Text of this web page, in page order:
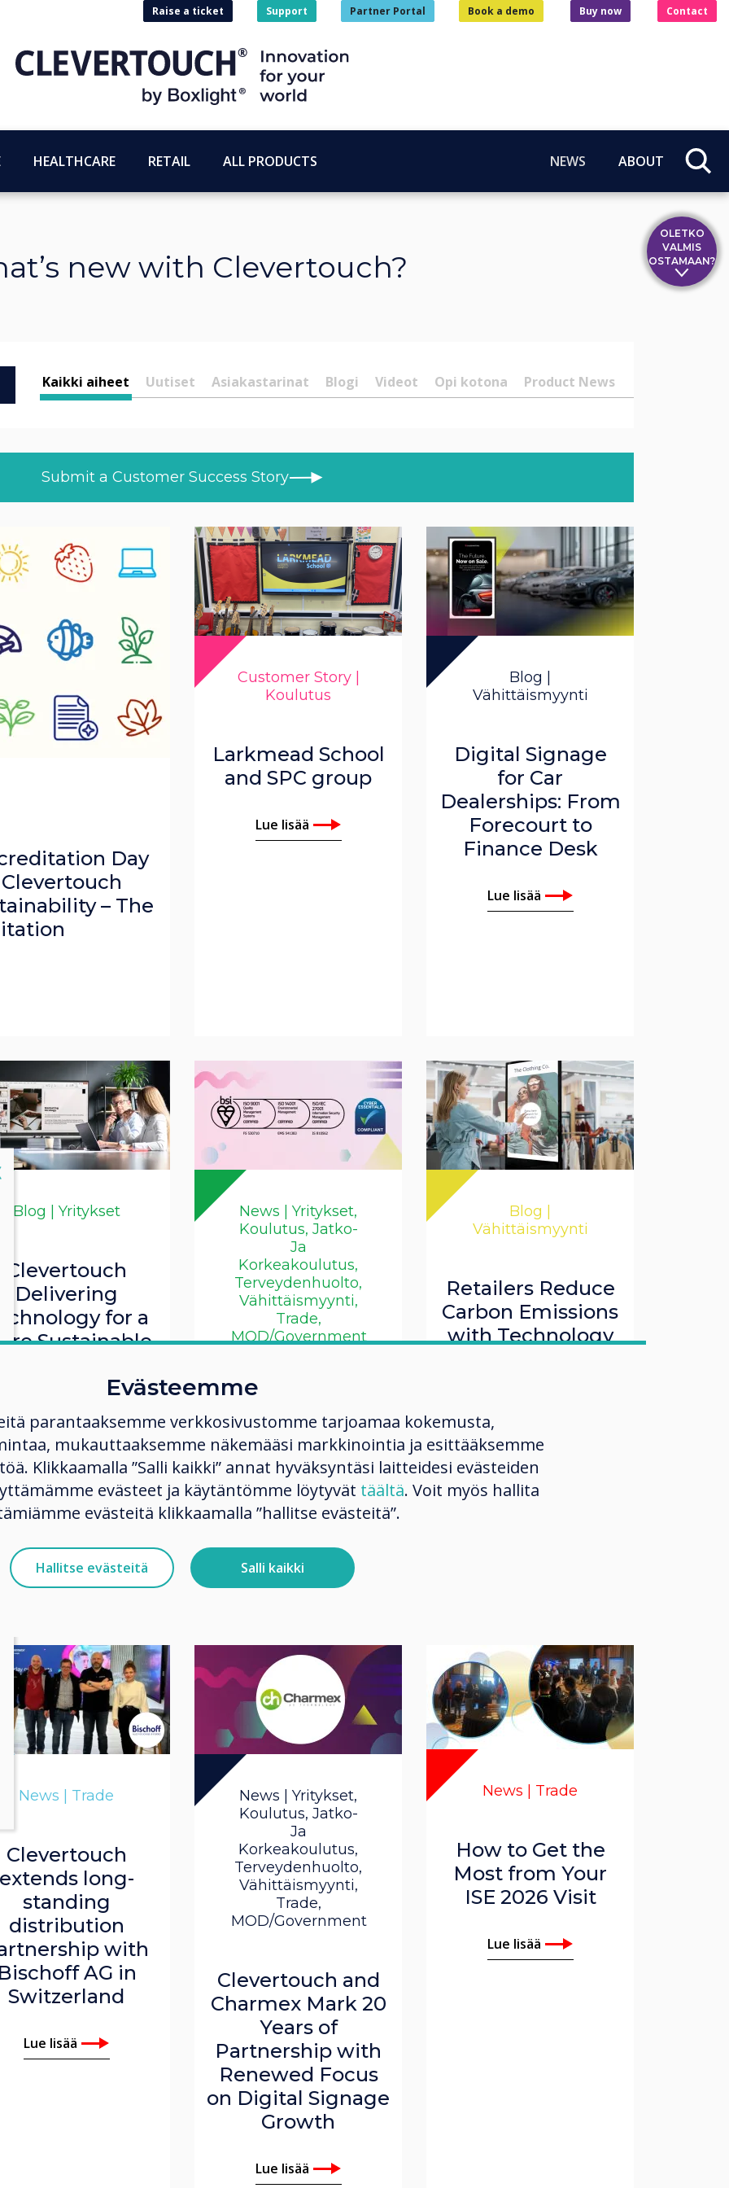
Raise a ticket Support Partner Portal Book a demo Buy now Contact
HEALTHCARE RETAIL ALL PRODUCTS NEWS ABOUT
new with Clevertouch?
Kaikki aiheet Uutiset Asiakastarinat Blogi Videot Opi kotona Product News
Submit a Customer Success Story
Day
– The
Customer Story |
Koulutus
Larkmead School
and SPC group
Lue lisää
Blog |
Vähittäismyynti
Digital Signage
for Car
Dealerships: From
Forecourt to
Finance Desk
Lue lisää
Blog | Yritykset
Clevertouch
Delivering
for a
Sustainable
News | Yritykset,
Koulutus, Jatko-
Ja
Korkeakoulutus,
Terveydenhuolto,
Vähittäismyynti,
Trade,
MOD/Government
Clevertouch
Successfully
Completes ISO
9001 and ISO
14001 Re-
Certification
Lue lisää
Blog |
Vähittäismyynti
Retailers Reduce
Carbon Emissions
with Technology
News | Trade
Clevertouch
extends long-
standing
distribution
with
Bischoff AG in
Switzerland
Lue lisää
News | Yritykset,
Koulutus, Jatko-
Ja
Korkeakoulutus,
Terveydenhuolto,
Vähittäismyynti,
Trade,
MOD/Government
Clevertouch and
Charmex Mark 20
Years of
Partnership with
Renewed Focus
on Digital Signage
Growth
Lue lisää
News | Trade
How to Get the
Most from Your
ISE 2026 Visit
Lue lisää
OLETKO
VALMIS
OSTAMAAN?
Evästeemme
parantaaksemme verkkosivustomme tarjoamaa kokemusta,
mukauttaaksemme näkemääsi markkinointia ja esittääksemme
Klikkaamalla ”Salli kaikki” annat hyväksyntäsi laitteidesi evästeiden
evästeet ja käytäntömme löytyvät täältä. Voit myös hallita
evästeitä klikkaamalla ”hallitse evästeitä”.
Hallitse evästeitä Salli kaikki